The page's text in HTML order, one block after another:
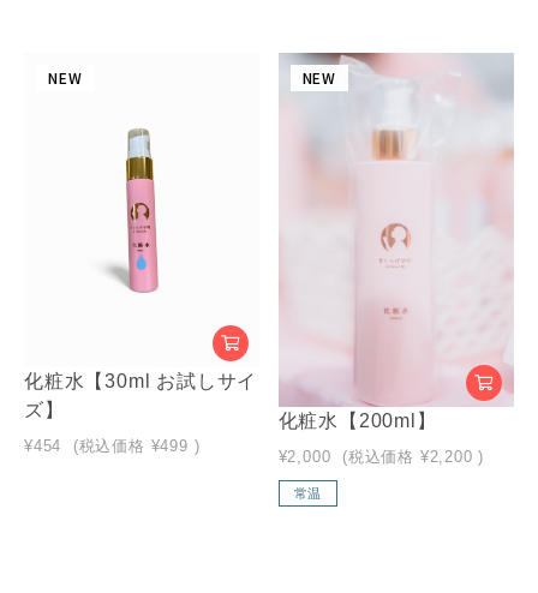
NEW
化粧水【30ml お試しサイ
ズ】
¥454 (税込価格 ¥499 )
NEW
化粧水【200ml】
¥2,000 (税込価格 ¥2,200 )
常温